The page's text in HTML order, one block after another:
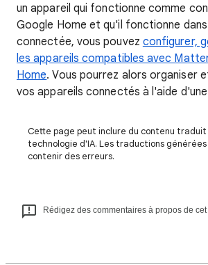
un appareil qui fonctionne comme
Google Home et qu'il fonctionne
connectée, vous pouvez configurer,
les appareils compatibles avec
Home. Vous pourrez alors organiser
vos appareils connectés à l'aide
Cette page peut inclure du contenu
technologie d'IA. Les traductions générées
contenir des erreurs.
Rédigez des commentaires à propos de